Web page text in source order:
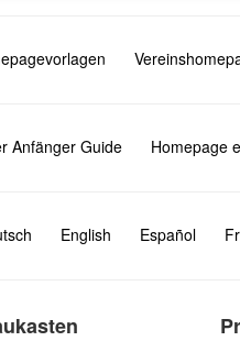
Anfänger Guide Homepage
English Español